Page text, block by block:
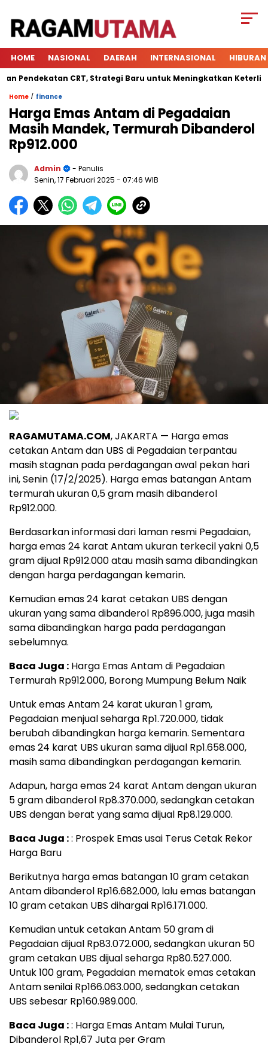
HOME NASIONAL DAERAH INTERNASIONAL HIBURAN
CRT, Strategi Baru untuk Meningkatkan
Home / finance
Harga Emas Antam di Pegadaian
Masih Mandek, Termurah Dibanderol
Rp912.000
Admin
- Penulis
Senin, 17 Februari 2025 - 07:46 WIB
RAGAMUTAMA.COM, JAKARTA — Harga emas
cetakan Antam dan UBS di Pegadaian terpantau
masih stagnan pada perdagangan awal pekan hari
ini, Senin (17/2/2025). Harga emas batangan Antam
termurah ukuran 0,5 gram masih dibanderol
Rp912.000.
Berdasarkan informasi dari laman resmi Pegadaian,
harga emas 24 karat Antam ukuran terkecil yakni 0,5
gram dijual Rp912.000 atau masih sama dibandingkan
dengan harga perdagangan kemarin.
Kemudian emas 24 karat cetakan UBS dengan
ukuran yang sama dibanderol Rp896.000, juga masih
sama dibandingkan harga pada perdagangan
sebelumnya.
Baca Juga : Harga Emas Antam di Pegadaian
Termurah Rp912.000, Borong Mumpung Belum Naik
Untuk emas Antam 24 karat ukuran 1 gram,
Pegadaian menjual seharga Rp1.720.000, tidak
berubah dibandingkan harga kemarin. Sementara
emas 24 karat UBS ukuran sama dijual Rp1.658.000,
masih sama dibandingkan perdagangan kemarin.
Adapun, harga emas 24 karat Antam dengan ukuran
5 gram dibanderol Rp8.370.000, sedangkan cetakan
UBS dengan berat yang sama dijual Rp8.129.000.
Baca Juga :: Prospek Emas usai Terus Cetak Rekor
Harga Baru
Berikutnya harga emas batangan 10 gram cetakan
Antam dibanderol Rp16.682.000, lalu emas batangan
10 gram cetakan UBS dihargai Rp16.171.000.
Kemudian untuk cetakan Antam 50 gram di
Pegadaian dijual Rp83.072.000, sedangkan ukuran 50
gram cetakan UBS dijual seharga Rp80.527.000.
Untuk 100 gram, Pegadaian mematok emas cetakan
Antam senilai Rp166.063.000, sedangkan cetakan
UBS sebesar Rp160.989.000.
Baca Juga :: Harga Emas Antam Mulai Turun,
Dibanderol Rp1,67 Juta per Gram